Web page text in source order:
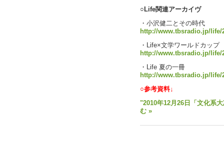
○Life関連アーカイヴ
・小沢健二とその時代
http://www.tbsradio.jp/life/
・Life×文学ワールドカップ
http://www.tbsradio.jp/life/
・Life 夏の一冊
http://www.tbsradio.jp/life/
○参考資料↓
"2010年12月26日「文化系
む »